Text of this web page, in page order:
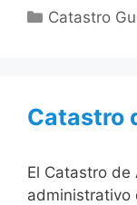
Categorías
Catastro
Catastro
El Catastro
administrativo